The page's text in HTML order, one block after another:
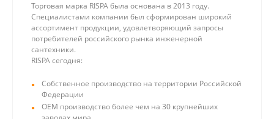
Торговая марка RISPA была основана в 2013 году.
Специалистами компании был сформирован широкий
ассортимент продукции, удовлетворяющий запросы
потребителей российского рынка инженерной
сантехники.
RISPA сегодня:
Собственное производство на территории Российской
Федерации
ОЕМ производство более чем на 30 крупнейших